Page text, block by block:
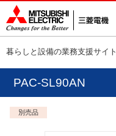
暮らしと設備の業務支援サイト
PAC-SL90AN
別売品